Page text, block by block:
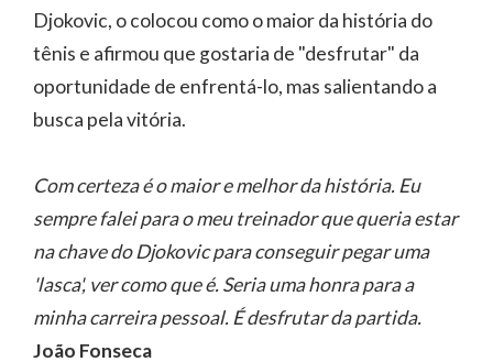
Djokovic, o colocou como o maior da história do
tênis e afirmou que gostaria de "desfrutar" da
oportunidade de enfrentá-lo, mas salientando a
busca pela vitória.
Com certeza é o maior e melhor da história. Eu
sempre falei para o meu treinador que queria estar
na chave do Djokovic para conseguir pegar uma
'lasca', ver como que é. Seria uma honra para a
minha carreira pessoal. É desfrutar da partida.
João Fonseca